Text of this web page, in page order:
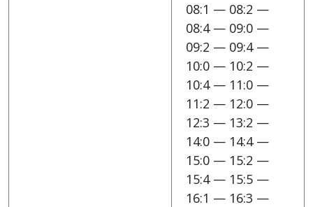
08:1 — 08:2 —
08:4 — 09:0 —
09:2 — 09:4 —
10:0 — 10:2 —
10:4 — 11:0 —
11:2 — 12:0 —
12:3 — 13:2 —
14:0 — 14:4 —
15:0 — 15:2 —
15:4 — 15:5 —
16:1 — 16:3 —